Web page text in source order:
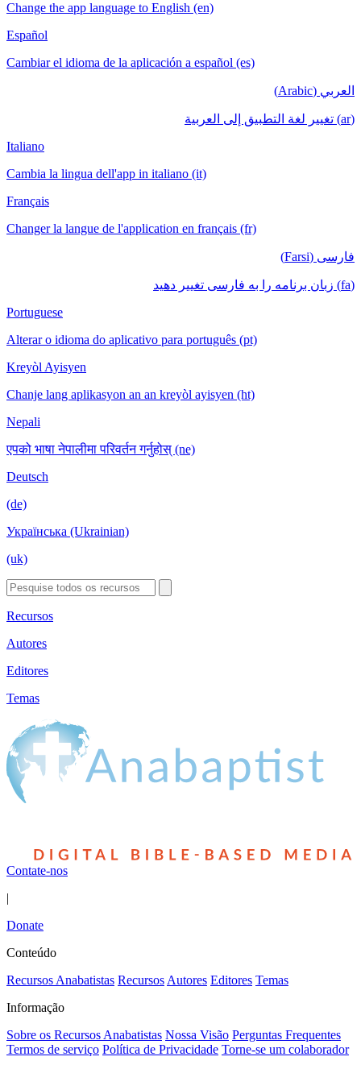
Change the app language to English (en)
Español
Cambiar el idioma de la aplicación a español (es)
العربي (Arabic)
(ar) تغيير لغة التطبيق إلى العربية
Italiano
Cambia la lingua dell'app in italiano (it)
Français
Changer la langue de l'application en français (fr)
فارسی (Farsi)
(fa) زبان برنامه را به فارسی تغییر دهید
Portuguese
Alterar o idioma do aplicativo para português (pt)
Kreyòl Ayisyen
Chanje lang aplikasyon an an kreyòl ayisyen (ht)
Nepali
एपको भाषा नेपालीमा परिवर्तन गर्नुहोस् (ne)
Deutsch
(de)
Українська (Ukrainian)
(uk)
Recursos
Autores
Editores
Temas
Contate-nos
|
Donate
Conteúdo
Recursos Anabatistas RecursosAutores Editores Temas
Informação
Sobre os Recursos Anabatistas Nossa Visão Perguntas Frequentes
Termos de serviço Política de Privacidade Torne-se um colaborador